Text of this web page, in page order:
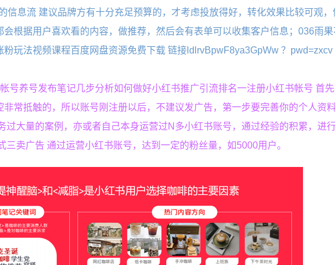
信息流 建议品牌方有十分充足预算的，才考虑投放得好，转化效果比较可观
根据用户喜欢看的内容，做推荐，然后会有表单可以收集客户信息；036雨
玩法视频课程百度网盘资源免费下载 链接ldlrvBpwF8ya3GpWw ？pwd=zxcv
号养号发布笔记几步分析如何做好小红书推广引流排名一注册小红书帐号 首
常抵触的，所以账号刚注册以后，不建议发广告，第一步要完善你的个人资
过大量的案例，亦或者自己本身运营过N多小红书账号，通过经验的积累，进
三卖广告 通过运营小红书账号，达到一定的粉丝量，如5000用户。